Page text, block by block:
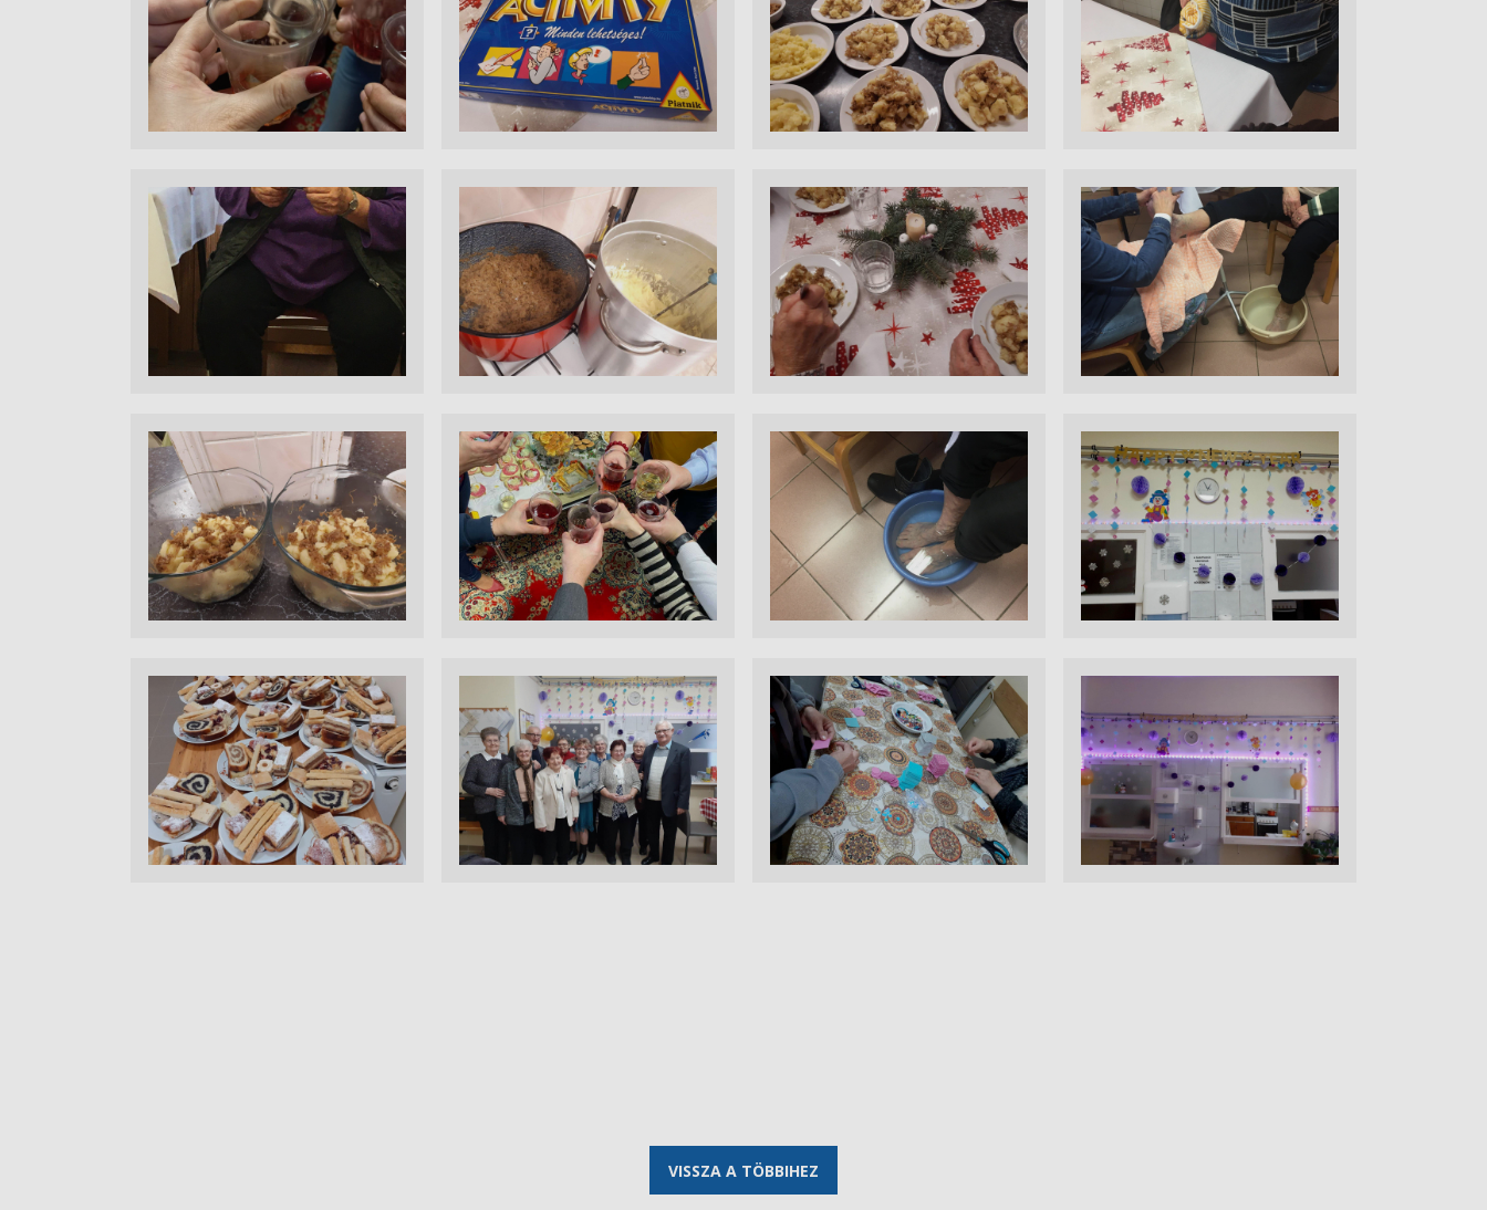
VISSZA A TÖBBIHEZ